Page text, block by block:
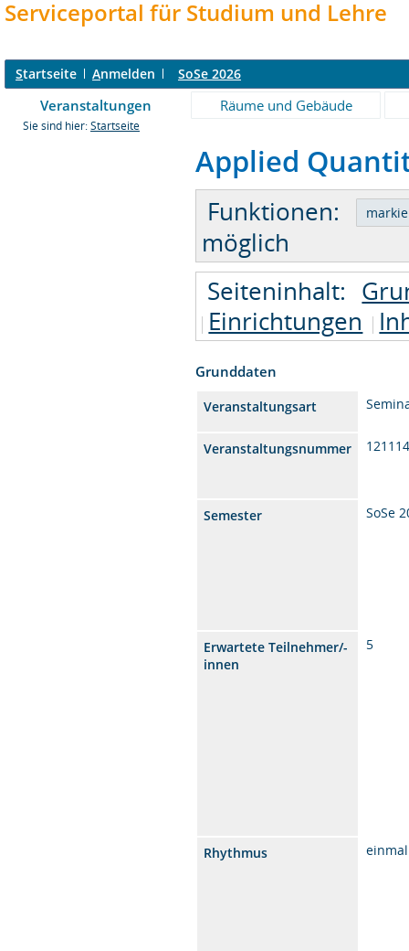
Serviceportal für Studium und Lehre
Startseite Anmelden SoSe 2026
Veranstaltungen Räume und Gebäude
Sie sind hier: Startseite
Applied
Funktionen:
möglich
Seiteninhalt:
Einrichtungen
Grunddaten
Veranstaltungsart
Veranstaltungsnummer
Semester SoSe
Erwartete Teilnehmer/-
innen
5
Rhythmus